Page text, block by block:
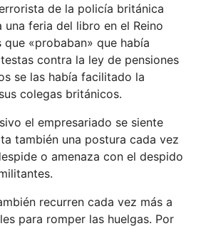
de la policía británica
feria del libro en el Reino
«probaban» que había
contra la ley de pensiones
se las había facilitado la
colegas británicos.
el empresariado se siente
también una postura cada vez
o amenaza con el despido
recurren cada vez más a
para romper las huelgas. Por